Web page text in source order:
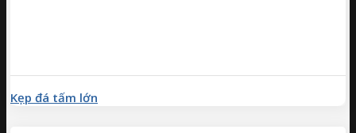
Kẹp đá tấm lớn